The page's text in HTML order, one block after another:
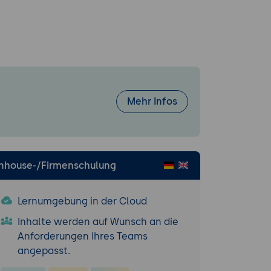
Mehr Infos
Firmenschulung
Lernumgebung in der Cloud
Inhalte werden auf Wunsch an die
Anforderungen Ihres Teams
angepasst.